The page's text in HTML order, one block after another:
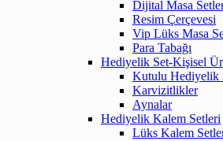
Dijital Masa
Resim Çerçevesi
Vip Lüks Masa
Para Tabağı
Hediyelik Set-Kişisel
Kutulu Hediyelik
Karvizitlikler
Aynalar
Hediyelik Kalem Setleri
Lüks Kalem